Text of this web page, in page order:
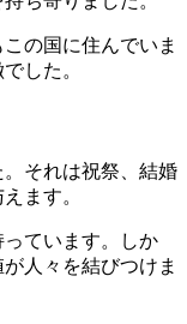
の国に住んでいま
した。
それは祝祭、結婚
ます。
ています。しか
人々を結びつけま